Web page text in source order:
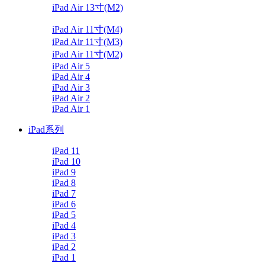
iPad Air 13寸(M2)
iPad Air 11寸(M4)
iPad Air 11寸(M3)
iPad Air 11寸(M2)
iPad Air 5
iPad Air 4
iPad Air 3
iPad Air 2
iPad Air 1
iPad系列
iPad 11
iPad 10
iPad 9
iPad 8
iPad 7
iPad 6
iPad 5
iPad 4
iPad 3
iPad 2
iPad 1